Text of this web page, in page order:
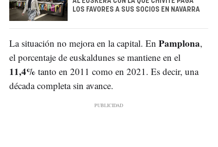
LOS FAVORES A SUS SOCIOS EN NAVARRA
La situación no mejora en la capital. En Pamplona,
el porcentaje de euskaldunes se mantiene en el
11,4% tanto en 2011 como en 2021. Es decir, una
década completa sin avance.